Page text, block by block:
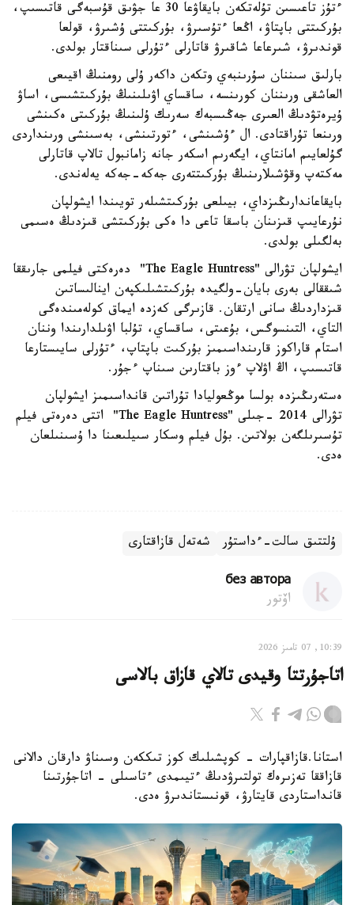
ءتۇز تاعىسىن تۇلەتكەن بايقاۋعا 30 عا جۋىق قۇسبەگى قاتىسىپ،
بۇركىتتى باپتاۋ، اڭعا ءتۇسىرۋ، بۇركىتتى ۇشىرۋ، قولعا
قوندىرۋ، شىرعاعا شاقىرۋ قاتارلى ءتۇرلى سىناقتار بولدى.
بارلىق سىننان سۇرىنبەي وتكەن داكەر ۇلى رومنىڭ اقيىعى
العاشقى ورىننان كورىنسە، ساقساي اۋىلىنىڭ بۇركىتشىسى، اساۋ
ۇيرەتۋدىڭ العىرى جەڭىسبەك سەرىك ۇلىنىڭ بۇركىتى ەكىنشى
ورىنعا تۇراقتادى. ال ءۇشىنشى، ءتورتىنشى، بەسىنشى ورىنداردى
گۇلعايىم امانتاي، ايگەرىم اسكەر جانە زامانبول تالاپ قاتارلى
مەكتەپ وقۋشىلارىنىڭ بۇركىتتەرى جەكە-جەكە يەلەندى.
بايقاعاندارىڭىزداي، بيىلعى بۇركىتشىلەر تويىندا ايشولپان
نۇرعايىپ قىزىنان باسقا تاعى دا ەكى بۇركىتشى قىزدىڭ ەسىمى
بەلگىلى بولدى.
ايشولپان تۋرالى "The Eagle Huntress" دەرەكتى فيلمى جارىققا
شىققالى بەرى بايان-ولگيدە بۇركىتشىلىكپەن اينالىساتىن
قىزداردىڭ سانى ارتقان. قازىرگى كەزدە ايماق كولەمىندەگى
التاي، التىنسوگس، بۇعىتى، ساقساي، تۇلبا اۋىلدارىندا وننان
استام قاراكوز قارىنداسىمىز بۇركىت باپتاپ، ءتۇرلى سايىستارعا
قاتىسىپ، اڭ اۋلاپ ءوز باقتارىن سىناپ ءجۇر.
ەستەرىڭىزدە بولسا موڭعوليادا تۇراتىن قانداسىمىز ايشولپان
تۋرالى 2014 -جىلى "The Eagle Huntress" اتتى دەرەتى فيلم
تۇسىرىلگەن بولاتىن. بۇل فيلم وسكار سىيلىعىنا دا ۇسىنىلعان
ەدى.
ۇلتتىق سالت-ءداستۇر شەتەل قازاقتارى
без автора
اۆتور
10:39, 07 تامىز 2026
اتاجۇرتتا وقيدى تالاي قازاق بالاسى
استانا.قازاقپارات - كوپشىلىك كوز تىككەن وسىناۋ دارقان دالانى
قازاققا تەزىرەك تولتىرۋدىڭ ءتيىمدى ءتاسىلى - اتاجۇرتىنا
قانداستاردى قايتارۋ، قونىستاندىرۋ ەدى.